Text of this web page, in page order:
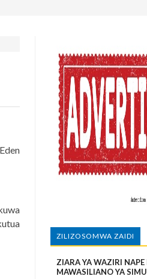
Na Kunipa Usimamizi
SAFI YA KUPIKIA
ZILIZOSOMWA ZAIDI
ZIARA YA WAZIRI
MAWASILIANO YA